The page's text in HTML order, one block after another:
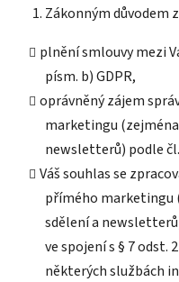
Zákonným důvodem
plnění smlouvy mezi
písm. b) GDPR,
oprávněný zájem
marketingu
newsletterů) podle
Váš souhlas se
přímého marketingu
sdělení a
ve spojení s § 7 odst.
některých službách